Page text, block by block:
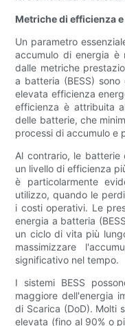
Metriche di efficienza
Un parametro
accumulo di energia è
dalle metriche
a batteria (BESS)
elevata efficienza
efficienza è attribuita
delle batterie, che
processi di accumulo e
Al contrario, le batterie
un livello di efficienza
è particolarmente
utilizzo, quando le
i costi operativi. Le
energia a batteria
un ciclo di vita più
massimizzare
significativo nel tempo.
I sistemi BESS
maggiore dell'energia
di Scarica (DoD). Molti
elevata (fino al 90% o